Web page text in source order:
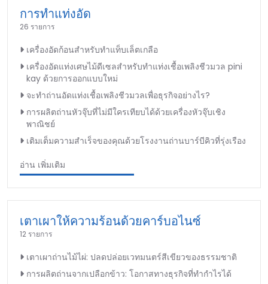
การทำแท่งอัด
26 รายการ
เครื่องอัดก้อนสำหรับทำแท็บเล็ตเกลือ
เครื่องอัดแท่งเศษไม้ดีเซลสำหรับทำแท่งเชื้อเพลิงชีวมวล pini
kay ด้วยการออกแบบใหม่
จะทำถ่านอัดแท่งเชื้อเพลิงชีวมวลเพื่อธุรกิจอย่างไร?
การผลิตถ่านหัวจุ๊บที่ไม่มีใครเทียบได้ด้วยเครื่องหัวจุ๊บเชิง
พาณิชย์
เติมเต็มความสำเร็จของคุณด้วยโรงงานถ่านบาร์บีคิวที่รุ่งเรือง
อ่าน เพิ่มเติม
เตาเผาให้ความร้อนด้วยคาร์บอไนซ์
12 รายการ
เตาเผาถ่านไม้ไผ่: ปลดปล่อยเวทมนตร์สีเขียวของธรรมชาติ
การผลิตถ่านจากเปลือกข้าว: โอกาสทางธุรกิจที่ทำกำไรได้